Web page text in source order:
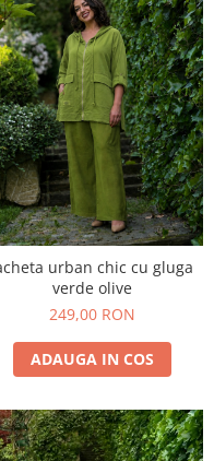
urban chic cu gluga
verde olive
249,00 RON
ADAUGA IN COS